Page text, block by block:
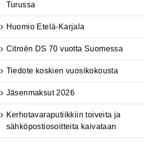
Turussa
Huomio Etelä-Karjala
Citroën DS 70 vuotta Suomessa
Tiedote koskien vuosikokousta
Jäsenmaksut 2026
Kerhotavaraputiikkiin toiveita ja
sähköpostiosoitteita kaivataan